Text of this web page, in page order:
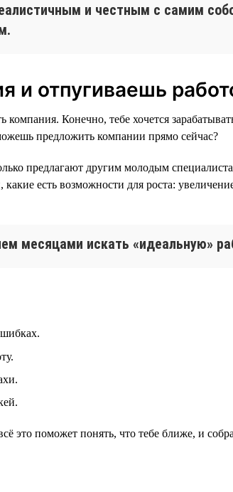
и честным с самим
отпугиваешь
Конечно, тебе хочется
предложить компании прямо сейчас?
предлагают другим молодым
есть возможности для роста:
месяцами искать «идеальную»
это поможет понять, что тебе ближе, и